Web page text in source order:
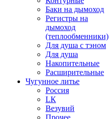
Баки на дымоход
Регистры на
дымоход
(теплообменники)
Для душа с тэном
Для душа
Накопительные
Расширительные
Чугунное литье
Россия
LК
Везувий
Прочее